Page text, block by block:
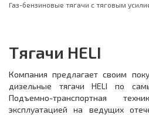
Газ-бензиновые тягачи с тяговым
Тягачи HELI
Компания предлагает своим
дизельные тягачи HELI по
Подъемно-транспортная
эксплуатацией на ведущих